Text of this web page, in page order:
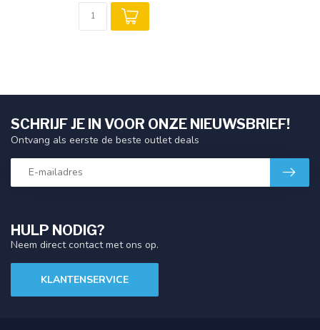
HULP NODIG?
Neem direct contact met ons op.
KLANTENSERVICE
SCHRIJF JE IN VOOR ONZE NIEUWSBRIEF!
Ontvang als eerste de beste outlet deals